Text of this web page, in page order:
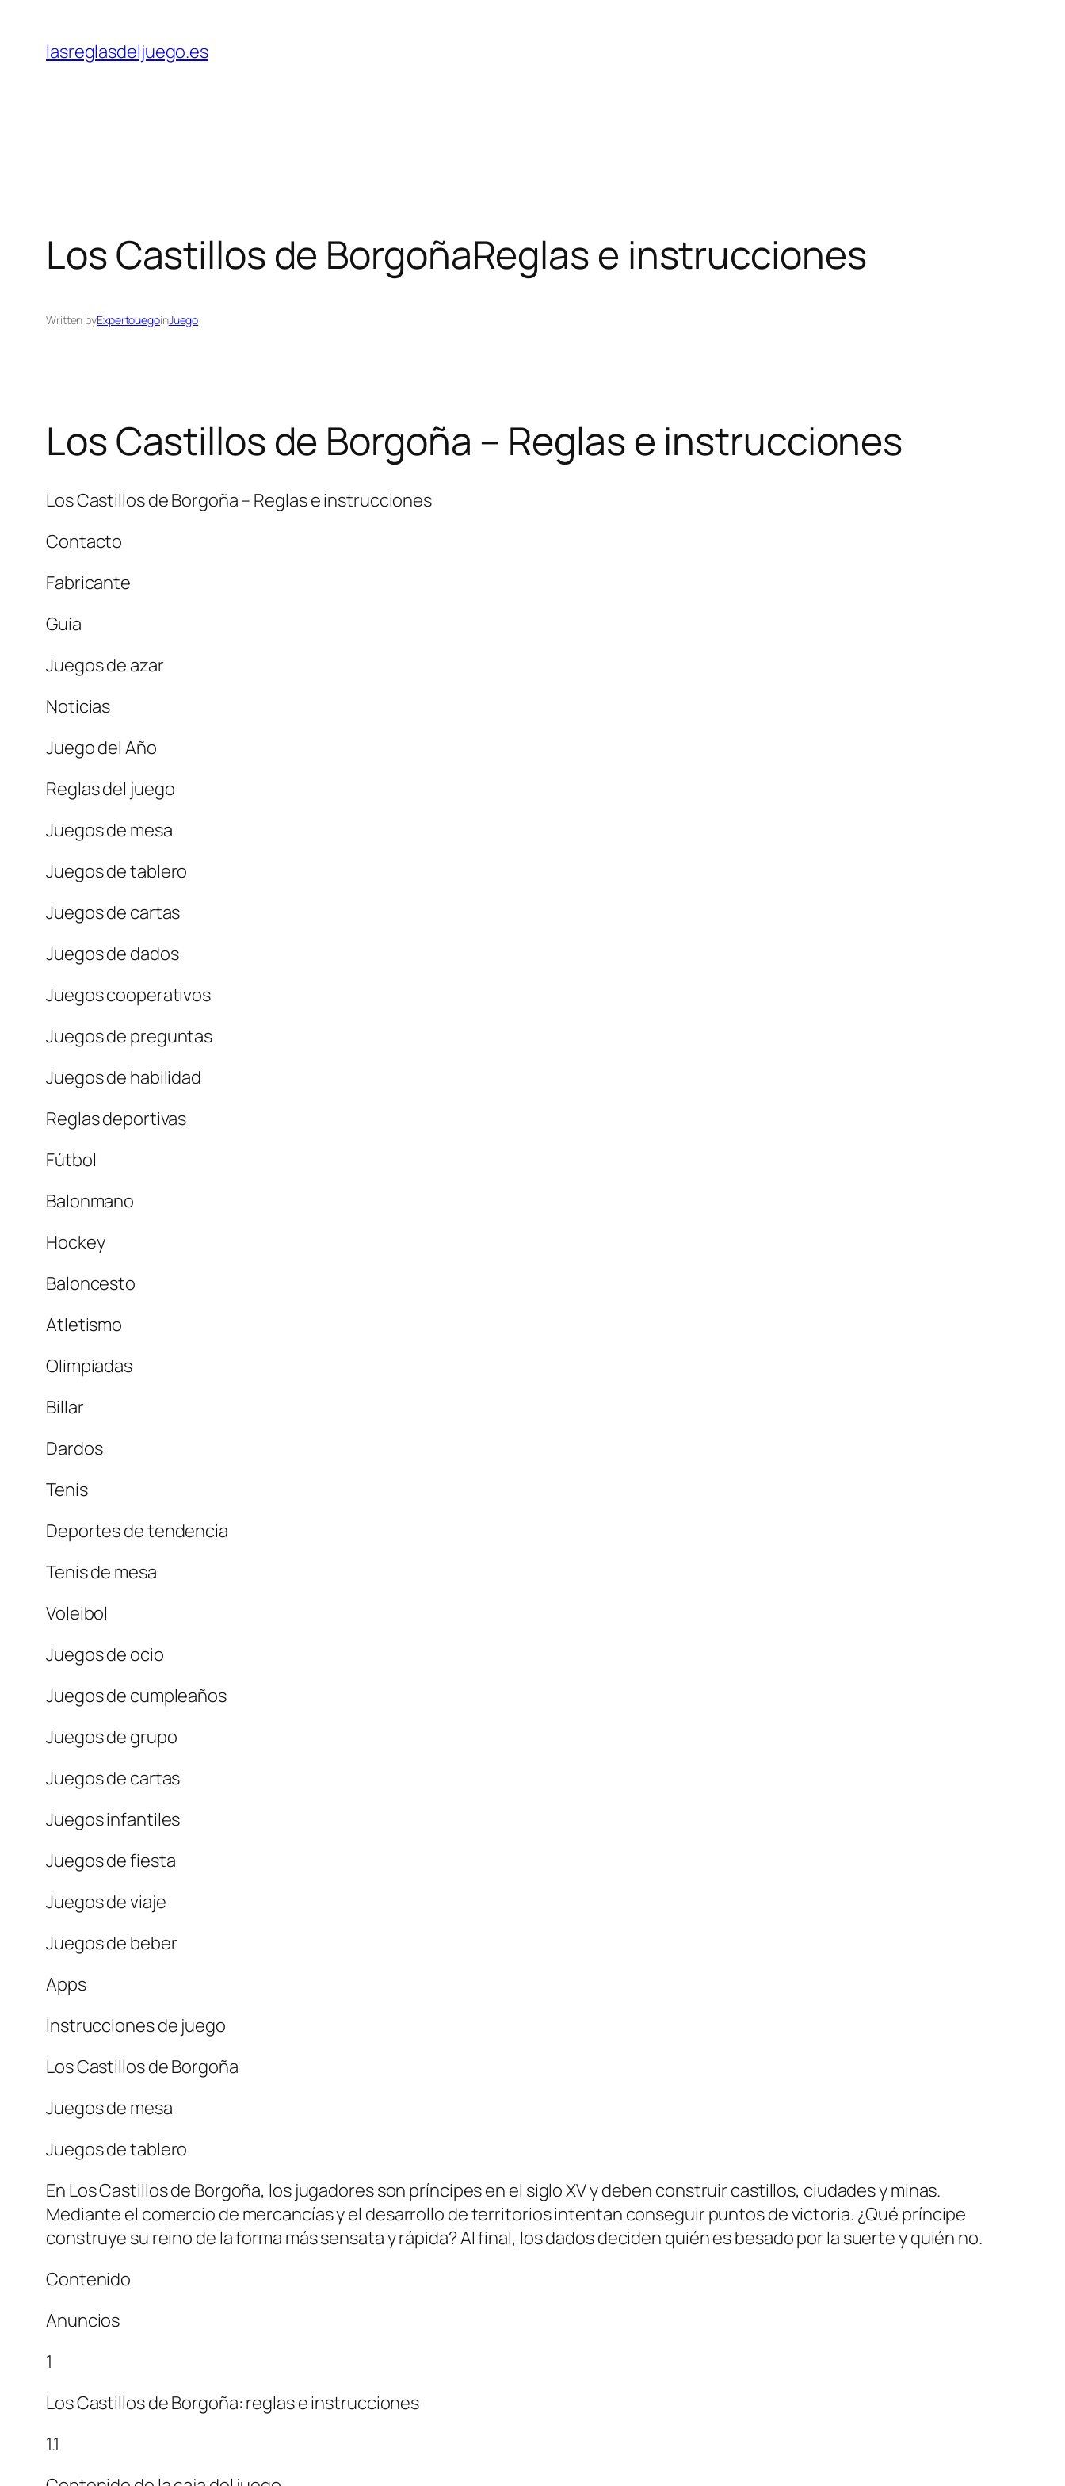
content
lasreglasdeljuego.es
Los Castillos de BorgoñaReglas e instrucciones
Written byExpertouegoinJuego
Los Castillos de Borgoña – Reglas e instrucciones
Los Castillos de Borgoña – Reglas e instrucciones
Contacto
Fabricante
Guía
Juegos de azar
Noticias
Juego del Año
Reglas del juego
Juegos de mesa
Juegos de tablero
Juegos de cartas
Juegos de dados
Juegos cooperativos
Juegos de preguntas
Juegos de habilidad
Reglas deportivas
Fútbol
Balonmano
Hockey
Baloncesto
Atletismo
Olimpiadas
Billar
Dardos
Tenis
Deportes de tendencia
Tenis de mesa
Voleibol
Juegos de ocio
Juegos de cumpleaños
Juegos de grupo
Juegos de cartas
Juegos infantiles
Juegos de fiesta
Juegos de viaje
Juegos de beber
Apps
Instrucciones de juego
Los Castillos de Borgoña
Juegos de mesa
Juegos de tablero
En Los Castillos de Borgoña, los jugadores son príncipes en el siglo XV y deben construir castillos, ciudades y minas.
Mediante el comercio de mercancías y el desarrollo de territorios intentan conseguir puntos de victoria. ¿Qué príncipe
construye su reino de la forma más sensata y rápida? Al final, los dados deciden quién es besado por la suerte y quién no.
Contenido
Anuncios
1
Los Castillos de Borgoña: reglas e instrucciones
1.1